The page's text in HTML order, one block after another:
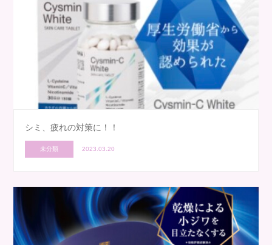
シミ、疲れの対策に！！
未分類 2023.03.20